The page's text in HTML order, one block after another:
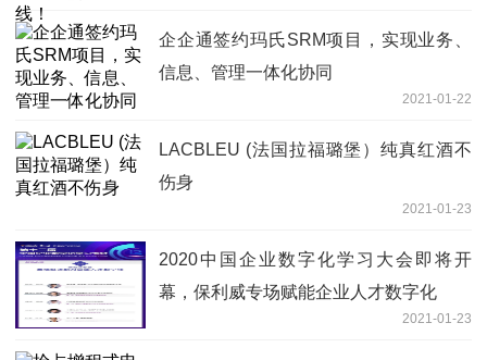
企企通签约玛氏SRM项目，实现业务、
信息、管理一体化协同
2021-01-22
LACBLEU (法国拉福璐堡）纯真红酒不
伤身
2021-01-23
2020中国企业数字化学习大会即将开
幕，保利威专场赋能企业人才数字化
2021-01-23